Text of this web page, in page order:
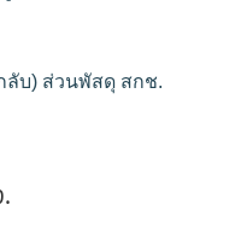
ลับ) ส่วนพัสดุ สกช.